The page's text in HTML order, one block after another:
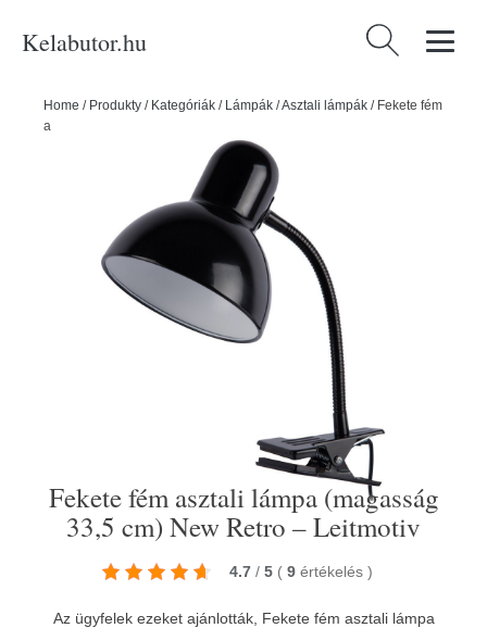
Kelabutor.hu Keresés:
Home / Produkty / Kategóriák / Lámpák /Asztali lámpák / Fekete fém
asztali lámpa (magasság 33,5 cm) New Retro – Leitmotiv
Fekete fém asztali lámpa (magasság
33,5 cm) New Retro – Leitmotiv
4.7 / 5 ( 9 értékelés )
Az ügyfelek ezeket ajánlották, Fekete fém asztali lámpa